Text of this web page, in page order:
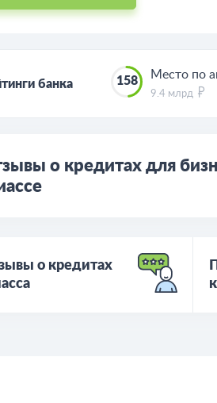
банка 158 Место по
9.4 млрд
о кредитах для
о кредитах